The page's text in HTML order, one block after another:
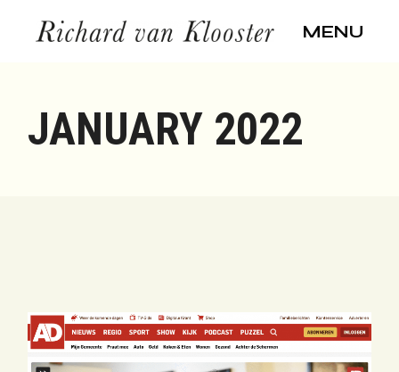
MENU
JANUARY 2022